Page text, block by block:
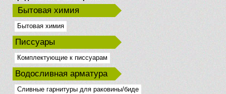
Бытовая химия
Бытовая химия
Писсуары
Комплектующие к писсуарам
Водосливная арматура
Сливные гарнитуры для раковины/биде